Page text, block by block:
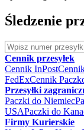
Śledzenie
Cennik przesyłek
Cennik InPost
FedExCennik
Przesyłki
Paczki do Niemiec
USAPaczki do
Firmy Kurierskie